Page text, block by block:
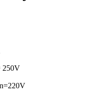
250V